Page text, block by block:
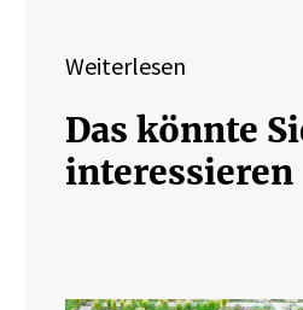
Weiterlesen
Das könnte
interessieren